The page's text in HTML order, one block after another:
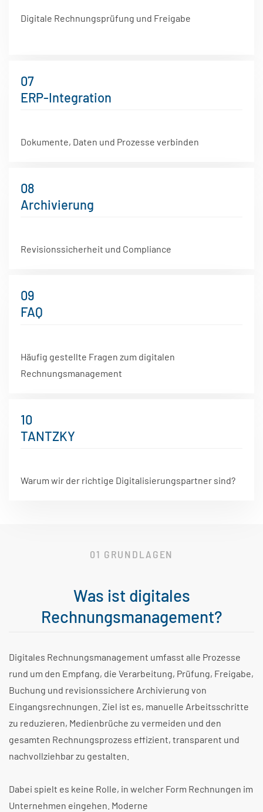
Digitale Rechnungsprüfung und Freigabe
07
ERP-Integration
Dokumente, Daten und Prozesse verbinden
08
Archivierung
Revisionssicherheit und Compliance
09
FAQ
Häufig gestellte Fragen zum digitalen
Rechnungsmanagement
10
TANTZKY
Warum wir der richtige Digitalisierungspartner sind?
01 GRUNDLAGEN
Was ist digitales
Rechnungsmanagement?
Digitales Rechnungsmanagement umfasst alle Prozesse
rund um den Empfang, die Verarbeitung, Prüfung, Freigabe,
Buchung und revisionssichere Archivierung von
Eingangsrechnungen. Ziel ist es, manuelle Arbeitsschritte
zu reduzieren, Medienbrüche zu vermeiden und den
gesamten Rechnungsprozess effizient, transparent und
nachvollziehbar zu gestalten.
Dabei spielt es keine Rolle, in welcher Form Rechnungen im
Unternehmen eingehen. Moderne